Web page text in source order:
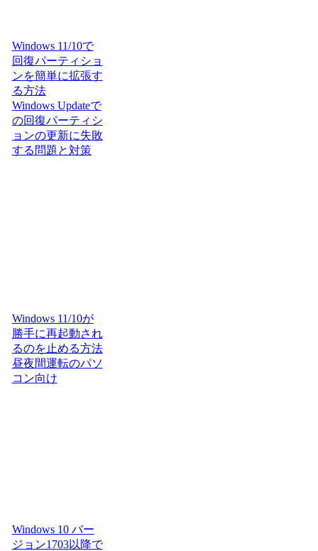
Windows 11/10で
回復パーティショ
ンを簡単に拡張す
る方法
Windows Updateで
の回復パーティシ
ョンの更新に失敗
する問題と対策
Windows 11/10が
勝手に再起動され
るのを止める方法
昼夜間運転のパソ
コン向け
Windows 10 バー
ジョン1703以降で